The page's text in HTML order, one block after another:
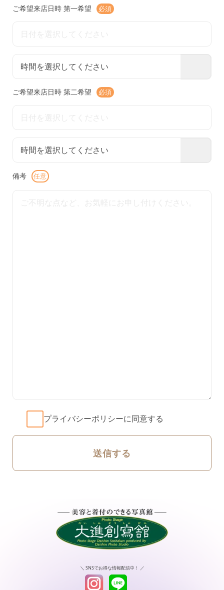
ご希望来店日時 第一希望 必須
ご希望来店日時 第二希望 必須
備考 任意
プライバシーポリシーに同意する
＼ SNSでお得な情報配信中！ ／